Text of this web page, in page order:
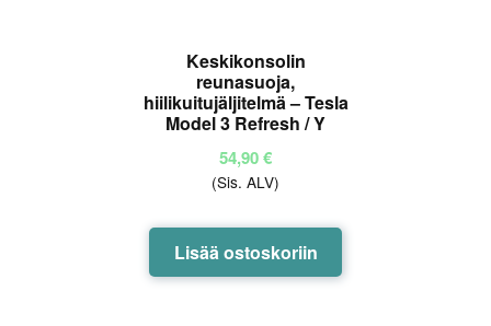
Keskikonsolin
reunasuoja,
hiilikuitujäljitelmä – Tesla
Model 3 Refresh / Y
54,90€
(Sis. ALV)
Lisää ostoskoriin